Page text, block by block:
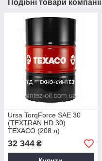
Подібні товари компанії
Ursa TorqForce SAE 30
(TEXTRAN HD 30)
TEXACO (208 л)
Трансмісійна олива
32 344 ₴